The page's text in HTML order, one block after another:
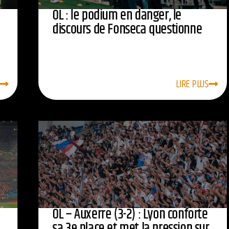
OL : le podium en danger, le
discours de Fonseca questionne
LIRE PLUS
OL – Auxerre (3-2) : Lyon conforte